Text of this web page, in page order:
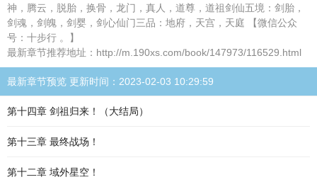
神，腾云，脱胎，换骨，龙门，真人，道尊，道祖剑仙五境：剑胎，
剑魂，剑魄，剑婴，剑心仙门三品：地府，天宫，天庭 【微信公众
号：十步行 。】
最新章节推荐地址：http://m.190xs.com/book/147973/116529.html
最新章节预览 更新时间：2023-02-03 10:29:59
第十四章 剑祖归来！（大结局）
第十三章 最终战场！
第十二章 域外星空！